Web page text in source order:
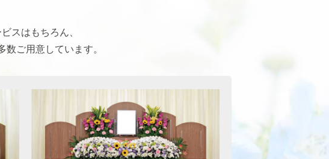
スはもちろん、
ご用意しています。